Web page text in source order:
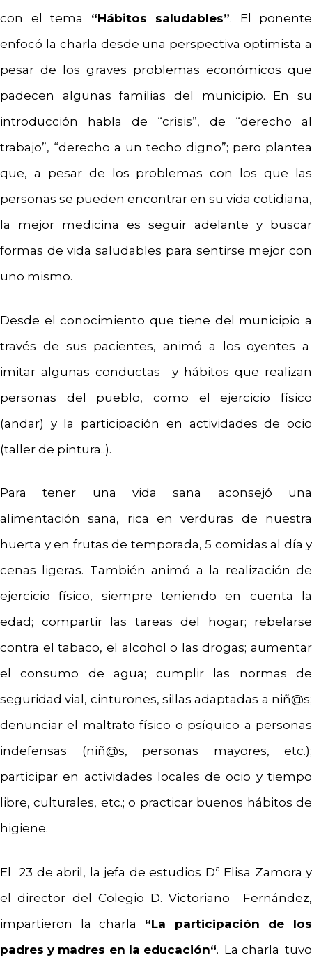
con el tema “Hábitos saludables”. El ponente
enfocó la charla desde una perspectiva optimista a
pesar de los graves problemas económicos que
padecen algunas familias del municipio. En su
introducción habla de “crisis”, de “derecho al
trabajo”, “derecho a un techo digno”; pero plantea
que, a pesar de los problemas con los que las
personas se pueden encontrar en su vida cotidiana,
la mejor medicina es seguir adelante y buscar
formas de vida saludables para sentirse mejor con
uno mismo.
Desde el conocimiento que tiene del municipio a
través de sus pacientes, animó a los oyentes a
imitar algunas conductas y hábitos que realizan
personas del pueblo, como el ejercicio físico
(andar) y la participación en actividades de ocio
(taller de pintura..).
Para tener una vida sana aconsejó una
alimentación sana, rica en verduras de nuestra
huerta y en frutas de temporada, 5 comidas al día y
cenas ligeras. También animó a la realización de
ejercicio físico, siempre teniendo en cuenta la
edad; compartir las tareas del hogar; rebelarse
contra el tabaco, el alcohol o las drogas; aumentar
el consumo de agua; cumplir las normas de
seguridad vial, cinturones, sillas adaptadas a niñ@s;
denunciar el maltrato físico o psíquico a personas
indefensas (niñ@s, personas mayores, etc.);
participar en actividades locales de ocio y tiempo
libre, culturales, etc.; o practicar buenos hábitos de
higiene.
El 23 de abril, la jefa de estudios Dª Elisa Zamora y
el director del Colegio D. Victoriano Fernández,
impartieron la charla “La participación de los
padres y madres en la educación“. La charla tuvo